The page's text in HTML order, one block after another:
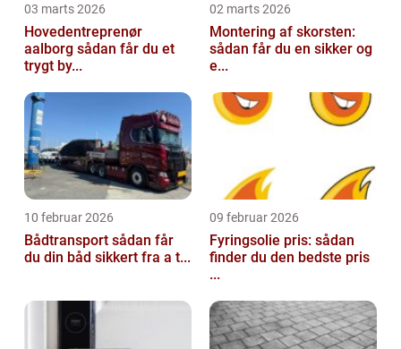
03 marts 2026
Hovedentreprenør
aalborg sådan får du et
trygt by...
02 marts 2026
Montering af skorsten:
sådan får du en sikker og
e...
10 februar 2026
Bådtransport sådan får
du din båd sikkert fra a t...
09 februar 2026
Fyringsolie pris: sådan
finder du den bedste pris
...